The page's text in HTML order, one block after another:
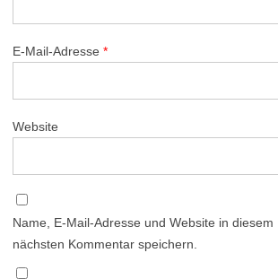
E-Mail-Adresse *
Website
Name, E-Mail-Adresse und Website in
nächsten Kommentar speichern.